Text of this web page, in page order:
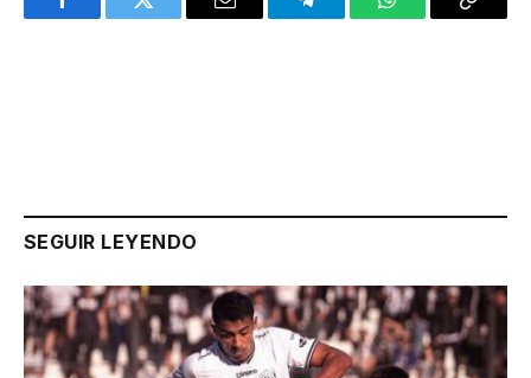
FacebookTwitter Email TelegramWhatsAppCopy
SEGUIR LEYENDO